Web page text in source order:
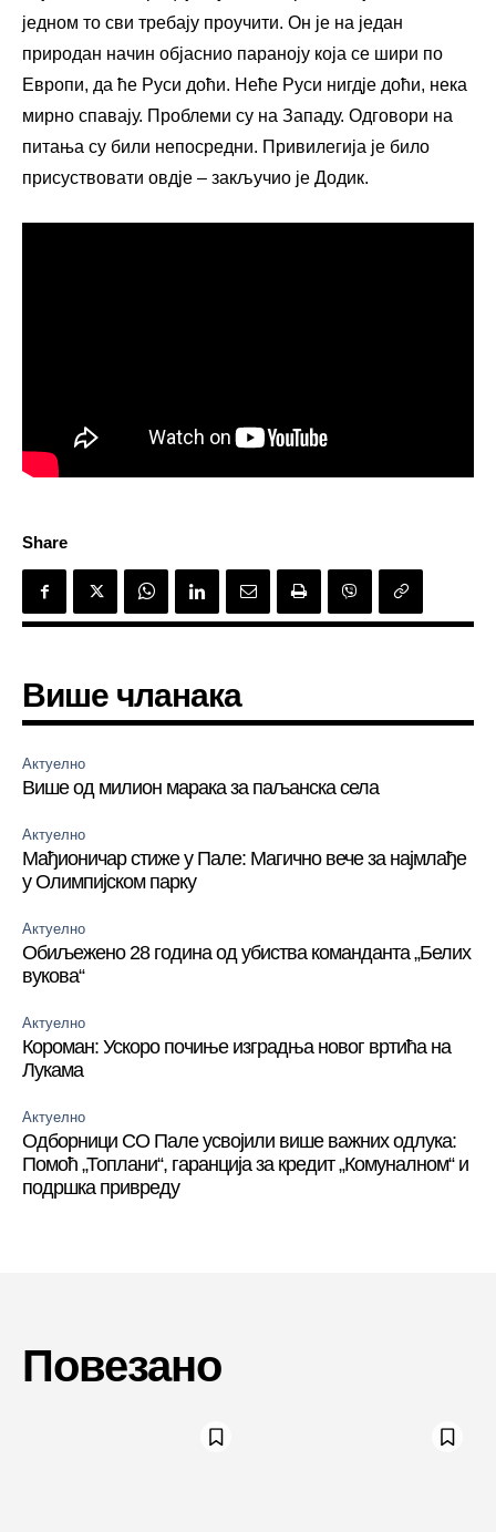
једном то сви требају проучити. Он је на један
природан начин објаснио параноју која се шири по
Европи, да ће Руси доћи. Неће Руси нигдје доћи, нека
мирно спавају. Проблеми су на Западу. Одговори на
питања су били непосредни. Привилегија је било
присуствовати овдје – закључио је Додик.
Share
Више чланака
Актуелно
Више од милион марака за паљанска села
Актуелно
Мађионичар стиже у Пале: Магично вече за најмлађе
у Олимпијском парку
Актуелно
Обиљежено 28 година од убиства команданта „Белих
вукова“
Актуелно
Короман: Ускоро почиње изградња новог вртића на
Лукама
Актуелно
Одборници СО Пале усвојили више важних одлука:
Помоћ „Топлани“, гаранција за кредит „Комуналном“ и
подршка привреду
Повезано